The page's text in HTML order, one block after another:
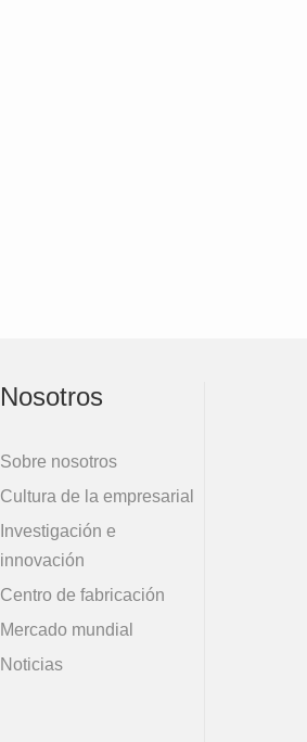
Nosotros
Sobre nosotros
Cultura de la empresarial
Investigación e
innovación
Centro de fabricación
Mercado mundial
Noticias